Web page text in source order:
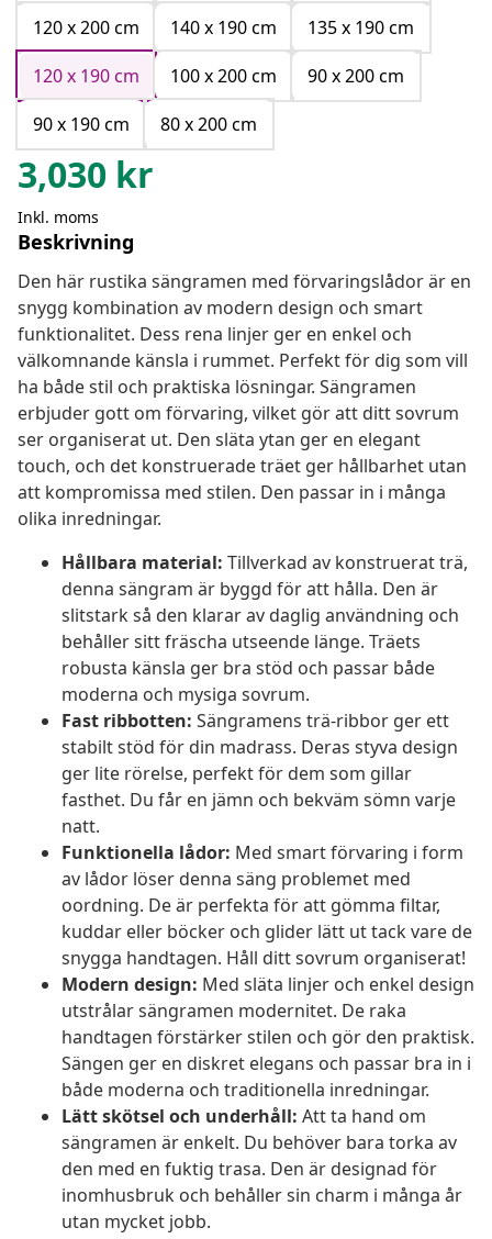
120 x 200 cm
140 x 190 cm
135 x 190 cm
120 x 190 cm
100 x 200 cm
90 x 200 cm
90 x 190 cm
80 x 200 cm
3,030 kr
Inkl. moms
Beskrivning
Den här rustika sängramen med förvaringslådor är en
snygg kombination av modern design och smart
funktionalitet. Dess rena linjer ger en enkel och
välkomnande känsla i rummet. Perfekt för dig som vill
ha både stil och praktiska lösningar. Sängramen
erbjuder gott om förvaring, vilket gör att ditt sovrum
ser organiserat ut. Den släta ytan ger en elegant
touch, och det konstruerade träet ger hållbarhet utan
att kompromissa med stilen. Den passar in i många
olika inredningar.
Hållbara material: Tillverkad av konstruerat trä,
denna sängram är byggd för att hålla. Den är
slitstark så den klarar av daglig användning och
behåller sitt fräscha utseende länge. Träets
robusta känsla ger bra stöd och passar både
moderna och mysiga sovrum.
Fast ribbotten: Sängramens trä-ribbor ger ett
stabilt stöd för din madrass. Deras styva design
ger lite rörelse, perfekt för dem som gillar
fasthet. Du får en jämn och bekväm sömn varje
natt.
Funktionella lådor: Med smart förvaring i form
av lådor löser denna säng problemet med
oordning. De är perfekta för att gömma filtar,
kuddar eller böcker och glider lätt ut tack vare de
snygga handtagen. Håll ditt sovrum organiserat!
Modern design: Med släta linjer och enkel design
utstrålar sängramen modernitet. De raka
handtagen förstärker stilen och gör den praktisk.
Sängen ger en diskret elegans och passar bra in i
både moderna och traditionella inredningar.
Lätt skötsel och underhåll: Att ta hand om
sängramen är enkelt. Du behöver bara torka av
den med en fuktig trasa. Den är designad för
inomhusbruk och behåller sin charm i många år
utan mycket jobb.